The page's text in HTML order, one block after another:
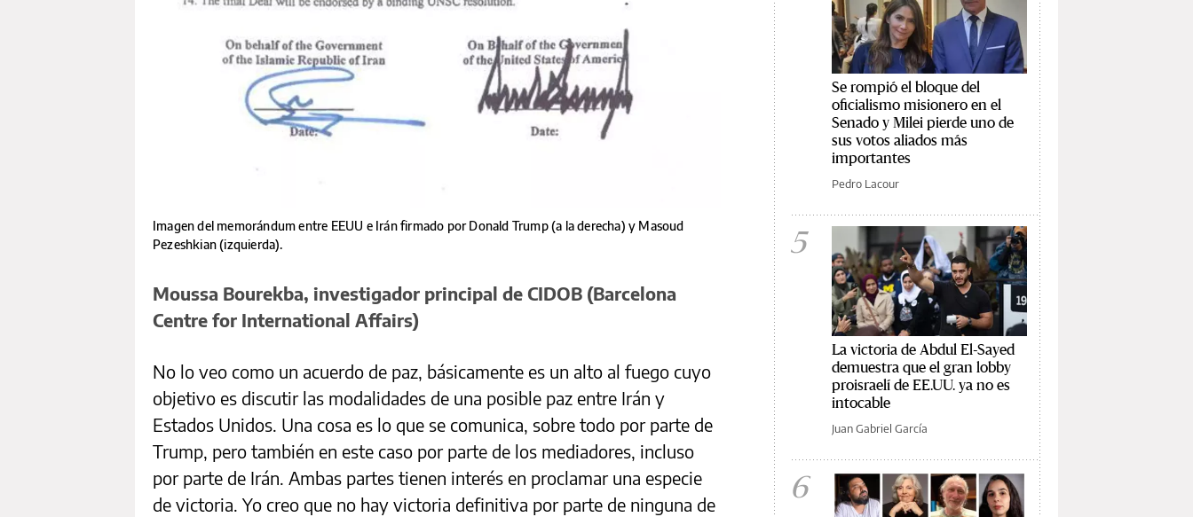
Imagen del memorándum entre EEUU e Irán firmado por Donald Trump (a la derecha) y Masoud
Pezeshkian (izquierda).
Moussa Bourekba, investigador principal de CIDOB (Barcelona
Centre for International Affairs)
No lo veo como un acuerdo de paz, básicamente es un alto al fuego cuyo
objetivo es discutir las modalidades de una posible paz entre Irán y
Estados Unidos. Una cosa es lo que se comunica, sobre todo por parte de
Trump, pero también en este caso por parte de los mediadores, incluso
por parte de Irán. Ambas partes tienen interés en proclamar una especie
de victoria. Yo creo que no hay victoria definitiva por parte de ninguna de
Se rompió el bloque del
oficialismo misionero en el
Senado y Milei pierde uno de
sus votos aliados más
importantes
Pedro Lacour
5
La victoria de Abdul El-Sayed
demuestra que el gran lobby
proisraelí de EE.UU. ya no es
intocable
Juan Gabriel García
6